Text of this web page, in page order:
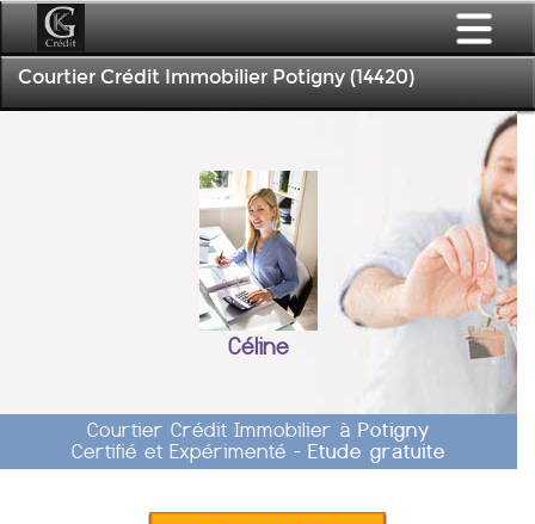
Courtier Crédit Immobilier Potigny (14420)
Céline
Courtier Crédit Immobilier à Potigny
Certifié et Expérimenté - Etude gratuite